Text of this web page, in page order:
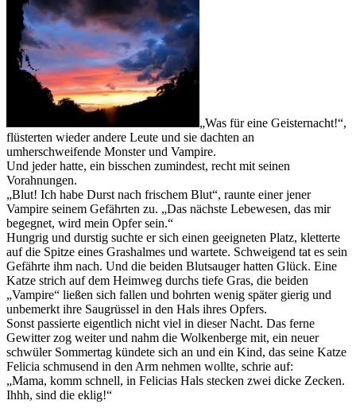
„Was für eine Geisternacht!“,
flüsterten wieder andere Leute und sie dachten an
umherschweifende Monster und Vampire.
Und jeder hatte, ein bisschen zumindest, recht mit seinen
Vorahnungen.
„Blut! Ich habe Durst nach frischem Blut“, raunte einer jener
Vampire seinem Gefährten zu. „Das nächste Lebewesen, das mir
begegnet, wird mein Opfer sein.“
Hungrig und durstig suchte er sich einen geeigneten Platz, kletterte
auf die Spitze eines Grashalmes und wartete. Schweigend tat es sein
Gefährte ihm nach. Und die beiden Blutsauger hatten Glück. Eine
Katze strich auf dem Heimweg durchs tiefe Gras, die beiden
„Vampire“ ließen sich fallen und bohrten wenig später gierig und
unbemerkt ihre Saugrüssel in den Hals ihres Opfers.
Sonst passierte eigentlich nicht viel in dieser Nacht. Das ferne
Gewitter zog weiter und nahm die Wolkenberge mit, ein neuer
schwüler Sommertag kündete sich an und ein Kind, das seine Katze
Felicia schmusend in den Arm nehmen wollte, schrie auf:
„Mama, komm schnell, in Felicias Hals stecken zwei dicke Zecken.
Ihhh, sind die eklig!“